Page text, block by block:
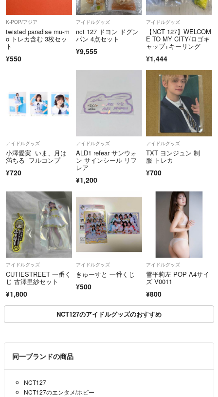
K-POP/アジア
twisted paradise mu-m
o トレカ含む 3枚セッ
ト
¥550
アイドルグッズ
nct 127 ドヨン ドグン
パン 4点セット
¥9,555
アイドルグッズ
【NCT 127】WELCOM
E TO MY CITY/ロゴキ
ャップ+キーリング
¥1,444
アイドルグッズ
小澤愛実 いま、月は
満ちる フルコンプ
¥720
アイドルグッズ
ALD1 refear サンウォ
ン サインシール リフ
レア
¥1,200
アイドルグッズ
TXT ヨンジュン 制
服 トレカ
¥700
アイドルグッズ
CUTIESTREET 一番く
じ 古澤里紗セット
¥1,800
アイドルグッズ
きゅーすと 一番くじ
¥500
アイドルグッズ
雪平莉左 POP A4サイ
ズ V0011
¥800
NCT127のアイドルグッズのおすすめ
同一ブランドの商品
NCT127
NCT127のエンタメ/ホビー